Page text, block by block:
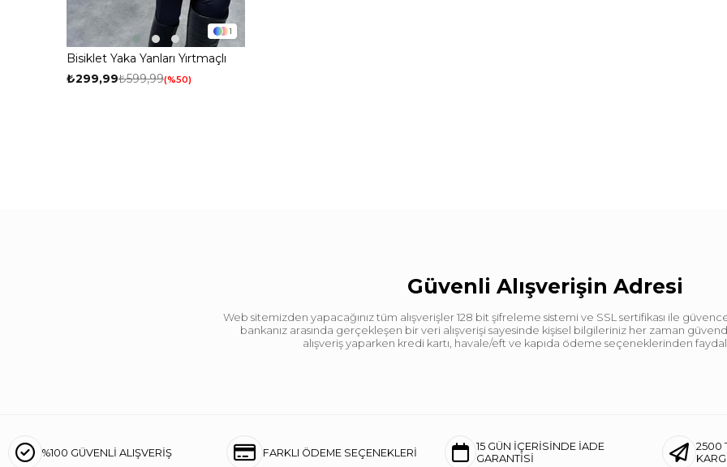
1
Bisiklet Yaka Yanları Yırtmaçlı
Triko Kazak Yeşil
₺299,99₺599,99 %50
Güvenli Alışverişin Adresi
Web sitemizden yapacağınız tüm alışverişler 128 bit şifreleme sistemi ve SSL sertifikası ile
bankanız arasında gerçekleşen bir veri alışverişi sayesinde kişisel bilgileriniz her zaman
alışveriş yaparken kredi kartı, havale/eft ve kapıda ödeme seçeneklerinden
%100 GÜVENLİ ALIŞVERİŞ FARKLI ÖDEME SEÇENEKLERİ
15 GÜN İÇERİSİNDE İADE
GARANTİSİ
2500